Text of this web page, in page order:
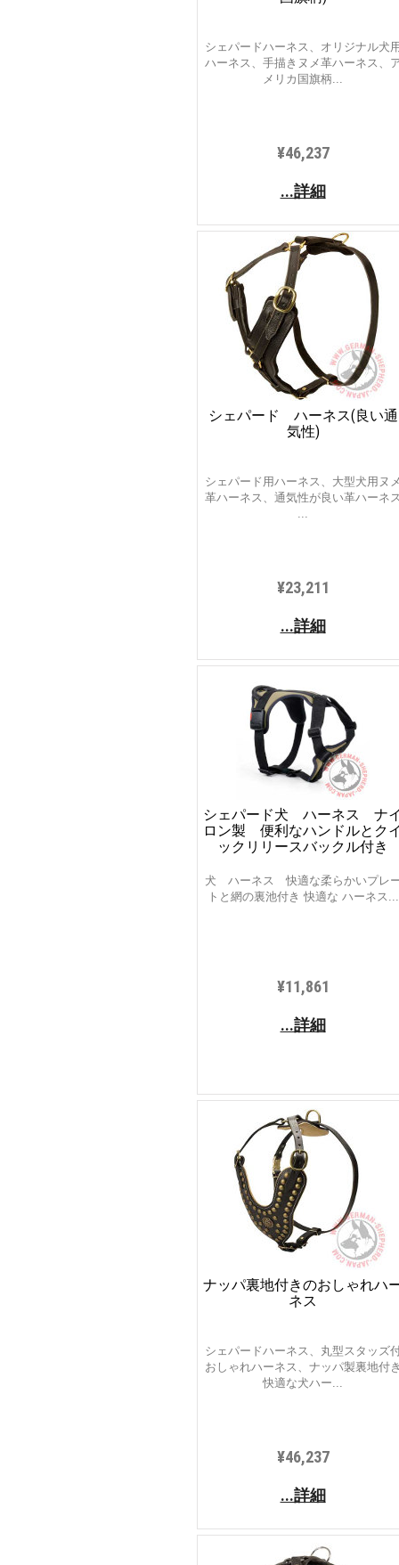
シェパードハーネス、オリジナル犬
ハーネス、手描きヌメ革ハーネス、
メリカ国旗柄...
¥46,237
...詳細
シェパード ハーネス(良い通
気性)
シェパード用ハーネス、大型犬用ヌ
革ハーネス、通気性が良い革ハーネ
...
¥23,211
...詳細
シェパード犬 ハーネス ナ
ロン製 便利なハンドルとク
ックリリースバックル付き
犬 ハーネス 快適な柔らかいプレ
トと網の裏池付き 快適な ハーネス...
¥11,861
...詳細
ナッパ裏地付きのおしゃれハ
ネス
シェパードハーネス、丸型スタッズ
おしゃれハーネス、ナッパ製裏地付
快適な犬ハー...
¥46,237
...詳細